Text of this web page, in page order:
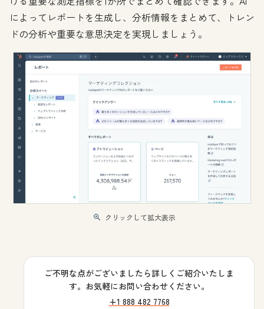
によってレポートを生成し、分析情報をまとめて、トレン
ドの分析や重要な意思決定を実現しましょう。
クリックして拡大表示
ご不明な点がございましたら詳しくご紹介いたしま
す。お気軽にお問い合わせください。
+1 888 482 7768